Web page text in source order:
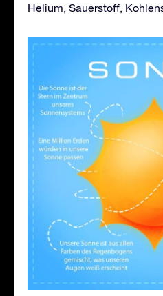
Helium, Sauerstoff,